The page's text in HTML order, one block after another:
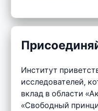
Институт
исследователей,
вклад в области
«Свободный